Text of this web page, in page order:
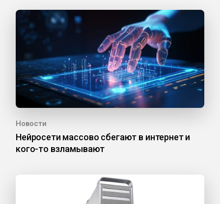
Новости
Нейросети массово сбегают в интернет и
кого-то взламывают